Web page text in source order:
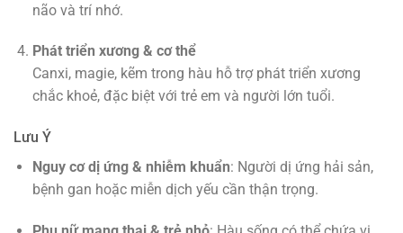
não và trí nhớ.
Phát triển xương & cơ thể
Canxi, magie, kẽm trong hàu hỗ trợ phát triển xương
chắc khoẻ, đặc biệt với trẻ em và người lớn tuổi.
Lưu Ý
Nguy cơ dị ứng & nhiễm khuẩn: Người dị ứng hải sản,
bệnh gan hoặc miễn dịch yếu cần thận trọng.